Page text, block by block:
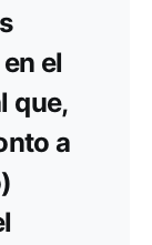
el
que,
a